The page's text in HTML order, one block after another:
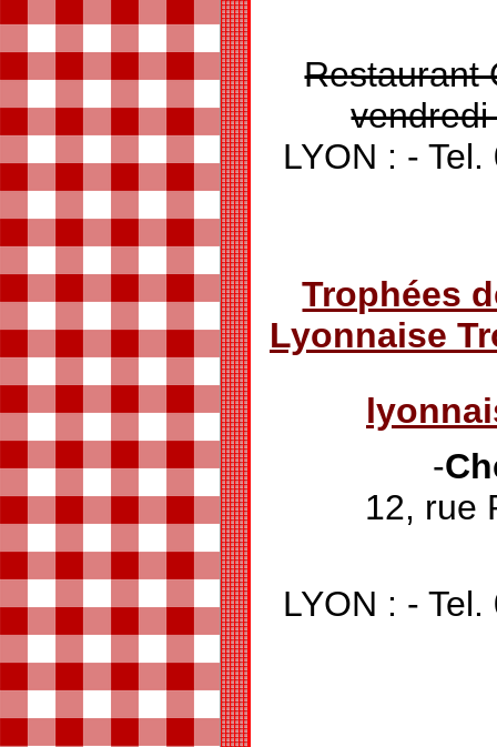
Restaurant
LYON : -
Trophées
Lyonnaise
-
12, rue
LYON : -